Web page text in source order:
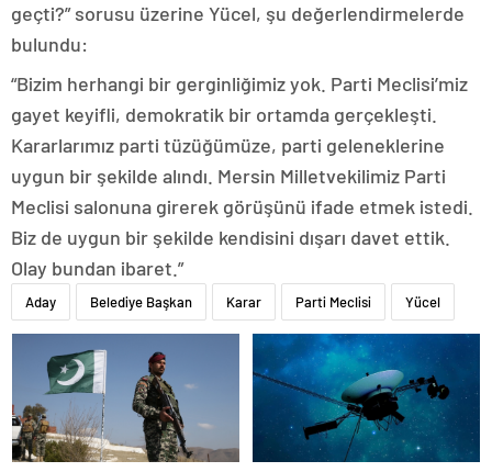
geçti?” sorusu üzerine Yücel, şu değerlendirmelerde
bulundu:
“Bizim herhangi bir gerginliğimiz yok. Parti Meclisi’miz
gayet keyifli, demokratik bir ortamda gerçekleşti.
Kararlarımız parti tüzüğümüze, parti geleneklerine
uygun bir şekilde alındı. Mersin Milletvekilimiz Parti
Meclisi salonuna girerek görüşünü ifade etmek istedi.
Biz de uygun bir şekilde kendisini dışarı davet ettik.
Olay bundan ibaret.”
Aday Belediye Başkan Karar Parti Meclisi Yücel